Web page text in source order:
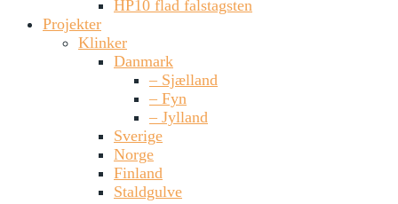
HP10 flad falstagsten
Projekter
Klinker
Danmark
– Sjælland
– Fyn
– Jylland
Sverige
Norge
Finland
Staldgulve